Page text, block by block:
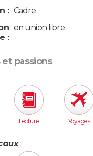
: Cadre
:
en union libre
passions
Lecture Voyages